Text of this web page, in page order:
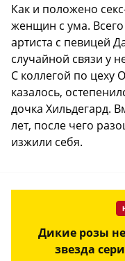
Как и положено
женщин с ума.
артиста с певицей
случайной связи у
С коллегой по цеху
казалось,
дочка Хильдегард.
лет, после чего
изжили себя.
Дикие розы
звезда